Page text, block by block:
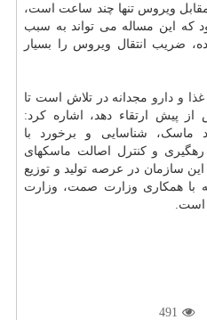
ویروس تنها چند ساعت است،
که این مساله می تواند به سبب
ضریب انتقال ویروس را بسیار
و دارو مجدانه در تلاش است تا
پیش ارتقاء دهد، اشاره کرد:
ماسک، شناسایی و برخورد با
رهگیری و کنترل اصالت ماسکهای
سازمان در عرصه تولید و توزیع
با همکاری وزارت صمت، وزارت
است.
491